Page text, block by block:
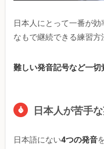
日本人にとって一番が
なもで継続できる練習方
難しい発音記号など一切
日本人が苦手
日本語にない4つの発音